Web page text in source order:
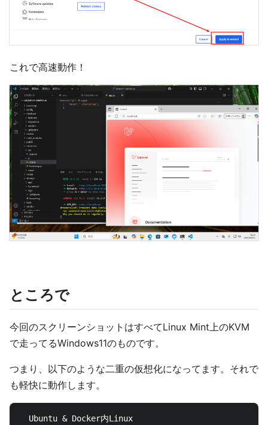
これで高速動作！
ところで
今回のスクリーンショットはすべてLinux Mint上のKVM
で走ってるWindows11のものです。
つまり、以下のような二重の仮想化になってます。それで
も軽快に動作します。
  Ubuntu & Docker内Linux